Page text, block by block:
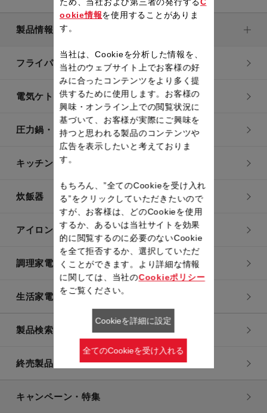
製品情報
フライパン・鍋
電気ケトル
圧力鍋・電気圧力鍋
キッチン用品
炊飯器
アイロン・衣類スチーマー
調理家電
生活家電
製品検索一覧
終売製品一覧
キャンペーン・特集
ため、当社および第三者の発行するC
ookie情報を使用することがありま
す。
当社は、Cookieを分析した情報を、
当社のウェブサイト上でお客様の好
みに合ったコンテンツをより多く提
供するために使用します。お客様の
興味・オンライン上での閲覧状況に
基づいて、お客様が実際にご興味を
持つと思われる製品のコンテンツや
広告を表示したいと考えておりま
す。
もちろん、”全てのCookieを受け入れ
る”をクリックしていただきたいので
すが、お客様は、どのCookieを使用
するか、あるいは当社サイトを効果
的に閲覧するのに必要のないCookie
を全て拒否するか、選択していただ
くことができます。より詳細な情報
に関しては、当社のCookieポリシー
をご覧ください。
Cookieを詳細に設定
全てのCookieを受け入れる